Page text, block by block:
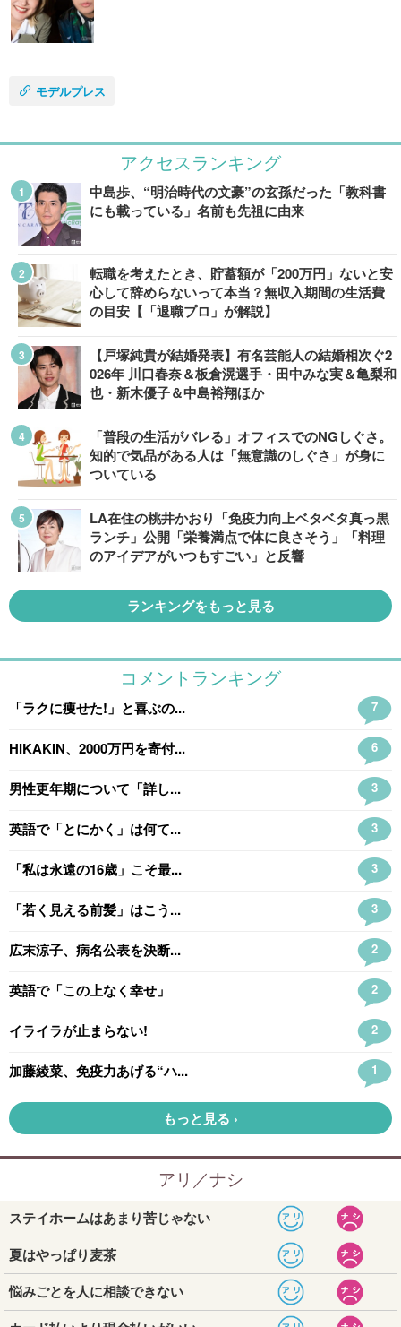
モデルプレス
アクセスランキング
中島歩、“明治時代の文豪”の玄孫だった「教科書
にも載っている」名前も先祖に由来
転職を考えたとき、貯蓄額が「200万円」ないと安
心して辞めらないって本当？無収入期間の生活費
の目安【「退職プロ」が解説】
【戸塚純貴が結婚発表】有名芸能人の結婚相次ぐ2
026年 川口春奈＆板倉滉選手・田中みな実＆亀梨和
也・新木優子＆中島裕翔ほか
「普段の生活がバレる」オフィスでのNGしぐさ。
知的で気品がある人は「無意識のしぐさ」が身に
ついている
LA在住の桃井かおり「免疫力向上ベタベタ真っ黒
ランチ」公開「栄養満点で体に良さそう」「料理
のアイデアがいつもすごい」と反響
ランキングをもっと見る